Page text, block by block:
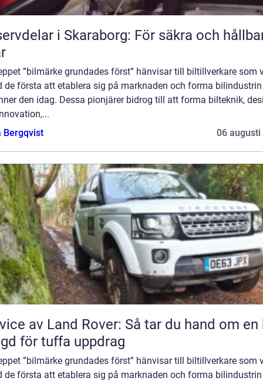
i Skaraborg: För säkra och
”bilmärke grundades först” hänvisar till biltillverkare som
de första att etablera sig på marknaden och forma
den idag. Dessa pionjärer bidrog till att forma bilteknik,
Bergqvist
06 augusti
av Land Rover: Så tar du hand om en
för tuffa uppdrag
”bilmärke grundades först” hänvisar till biltillverkare som
de första att etablera sig på marknaden och forma